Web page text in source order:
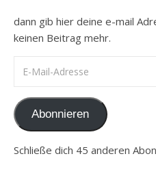
dann gib hier deine e-mail
keinen Beitrag mehr.
Abonnieren
Schließe dich 45 anderen